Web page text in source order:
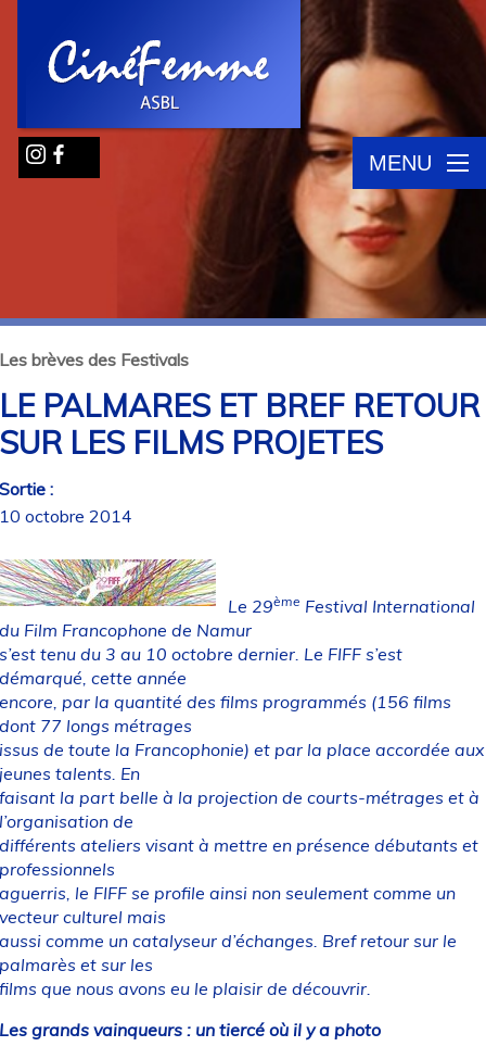
MENU
brèves des Festivals
PALMARES ET BREF RETOUR
LES FILMS PROJETES
:
octobre 2014
Le 29ème Festival International
Film Francophone de Namur
tenu du 3 au 10 octobre dernier. Le FIFF s’est
cette année
par la quantité des films programmés (156 films
77 longs métrages
de toute la Francophonie) et par la place accordée aux
talents. En
la part belle à la projection de courts-métrages et à
de
ateliers visant à mettre en présence débutants et
le FIFF se profile ainsi non seulement comme un
culturel mais
comme un catalyseur d’échanges. Bref retour sur le
et sur les
que nous avons eu le plaisir de découvrir.
grands vainqueurs : un tiercé où il y a photo